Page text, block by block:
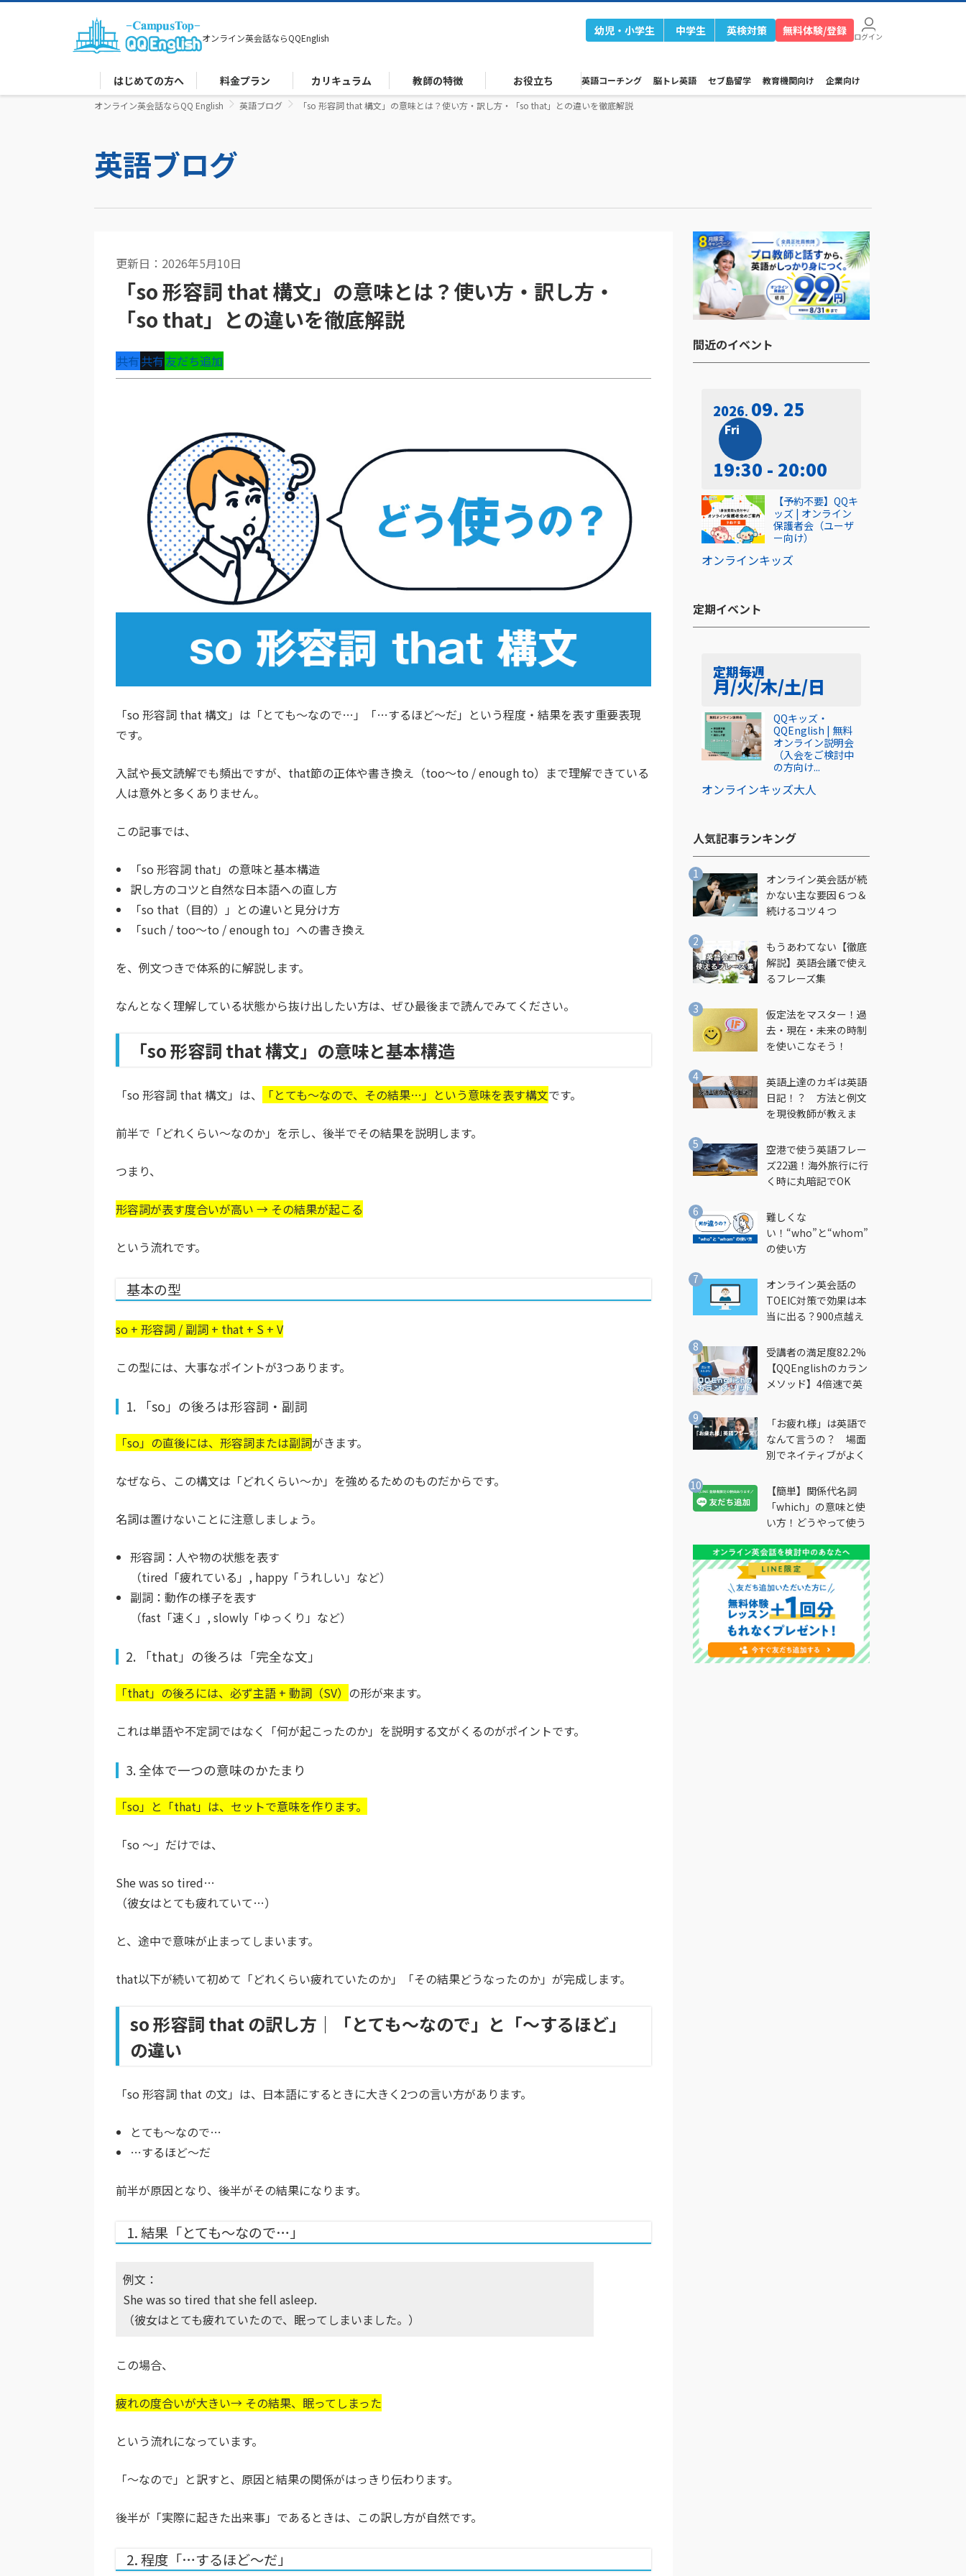
オンライン英会話ならQQEnglish
幼児・小学生 中学生 英検対策 無料体験/登録 ログイン
はじめての方へ 料金プラン カリキュラム 教師の特徴 お役立ち 英語コーチング 脳トレ英語 セブ島留学 教育機関向け 企業向け
オンライン英会話ならQQ English 英語ブログ 「so 形容詞 that 構文」の意味とは？使い方・訳し方・「so that」との違いを徹底解説
英語ブログ
更新日：2026年5月10日
「so 形容詞 that 構文」の意味とは？使い方・訳し方・
「so that」との違いを徹底解説
共有共有友だち追加
「so 形容詞 that 構文」は「とても〜なので…」「…するほど〜だ」という程度・結果を表す重要表現
です。
入試や長文読解でも頻出ですが、that節の正体や書き換え（too〜to / enough to）まで理解できている
人は意外と多くありません。
この記事では、
「so 形容詞 that」の意味と基本構造
訳し方のコツと自然な日本語への直し方
「so that（目的）」との違いと見分け方
「such / too〜to / enough to」への書き換え
を、例文つきで体系的に解説します。
なんとなく理解している状態から抜け出したい方は、ぜひ最後まで読んでみてください。
「so 形容詞 that 構文」の意味と基本構造
「so 形容詞 that 構文」は、 「とても〜なので、その結果…」という意味を表す構文です。
前半で「どれくらい〜なのか」を示し、後半でその結果を説明します。
つまり、
形容詞が表す度合いが高い → その結果が起こる
という流れです。
基本の型
so + 形容詞 / 副詞 + that + S + V
この型には、大事なポイントが3つあります。
1. 「so」の後ろは形容詞・副詞
「so」の直後には、形容詞または副詞がきます。
なぜなら、この構文は「どれくらい〜か」を強めるためのものだからです。
名詞は置けないことに注意しましょう。
形容詞：人や物の状態を表す
（tired「疲れている」, happy「うれしい」など）
副詞：動作の様子を表す
（fast「速く」, slowly「ゆっくり」など）
2. 「that」の後ろは「完全な文」
「that」の後ろには、必ず主語 + 動詞（SV） の形が来ます。
これは単語や不定詞ではなく「何が起こったのか」を説明する文がくるのがポイントです。
3. 全体で一つの意味のかたまり
「so」と「that」は、セットで意味を作ります。
「so 〜」だけでは、
She was so tired…
（彼女はとても疲れていて…）
と、途中で意味が止まってしまいます。
that以下が続いて初めて「どれくらい疲れていたのか」「その結果どうなったのか」が完成します。
so 形容詞 that の訳し方｜「とても〜なので」と「〜するほど」
の違い
「so 形容詞 that の文」は、日本語にするときに大きく2つの言い方があります。
とても〜なので…
…するほど〜だ
前半が原因となり、後半がその結果になります。
1. 結果「とても〜なので…」
例文：
She was so tired that she fell asleep.
（彼女はとても疲れていたので、眠ってしまいました。）
この場合、
疲れの度合いが大きい→ その結果、眠ってしまった
という流れになっています。
「〜なので」と訳すと、原因と結果の関係がはっきり伝わります。
後半が「実際に起きた出来事」であるときは、この訳し方が自然です。
2. 程度「…するほど〜だ」
間近のイベント​
2026 09. 25
Fri
19:30 - 20:00
オンラインキッズ
【予約不要】QQキ
ッズ | オンライン
保護者会（ユーザ
ー向け）
定期イベント​
定期毎週
月/火/木/土/日
オンラインキッズ大人
QQキッズ・
QQEnglish | 無料
オンライン説明会
（入会をご検討中
の方向け...
人気記事ランキング​
オンライン英会話が続
かない主な要因６つ＆
続けるコツ４つ
もうあわてない【徹底
解説】英語会議で使え
るフレーズ集
仮定法をマスター！過
去・現在・未来の時制
を使いこなそう！
英語上達のカギは英語
日記！？ 方法と例文
を現役教師が教えま
空港で使う英語フレー
ズ22選！海外旅行に行
く時に丸暗記でOK
難しくな
い！“who”と“whom”
の使い方
オンライン英会話の
TOEIC対策で効果は本
当に出る？900点越え
受講者の満足度82.2%
【QQEnglishのカラン
メソッド】4倍速で英
法とは？
「お疲れ様」は英語で
なんて言うの？ 場面
別でネイティブがよく
説
【簡単】関係代名詞
「which」の意味と使
い方！どうやって使う